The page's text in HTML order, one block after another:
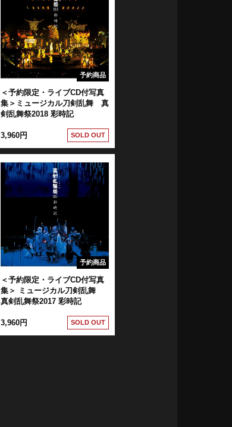
予約商品
＜予約限定・ライブCD付写真
集＞ミュージカル刀剣乱舞 真
剣乱舞祭2018 彩時記
3,960円 SOLD OUT
予約商品
＜予約限定・ライブCD付写真
集＞ ミュージカル刀剣乱舞
真剣乱舞祭2017 彩時記
3,960円 SOLD OUT